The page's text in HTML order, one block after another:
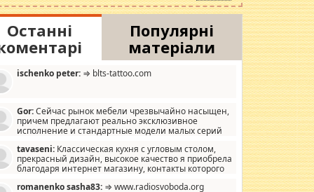
Останні
Популярні
матеріали
ischenko peter: ⇒ blts-tattoo.com
Gor:Сейчас рынок мебели чрезвычайно насыщен,
причем предлагают реально эксклюзивное
исполнение и стандартные модели малых серий
мало походит на стандартные формы, в MebelOk,
и что главное - со вкусом все в порядке,
ненужных наворотов удорожающих мебель, а это не
tavaseni: Классическая кухня с угловым столом,
прекрасный дизайн, высокое качество я приобрела
благодаря интернет магазину, контакты которого
romanenko sasha83: ⇒ www.radiosvoboda.org